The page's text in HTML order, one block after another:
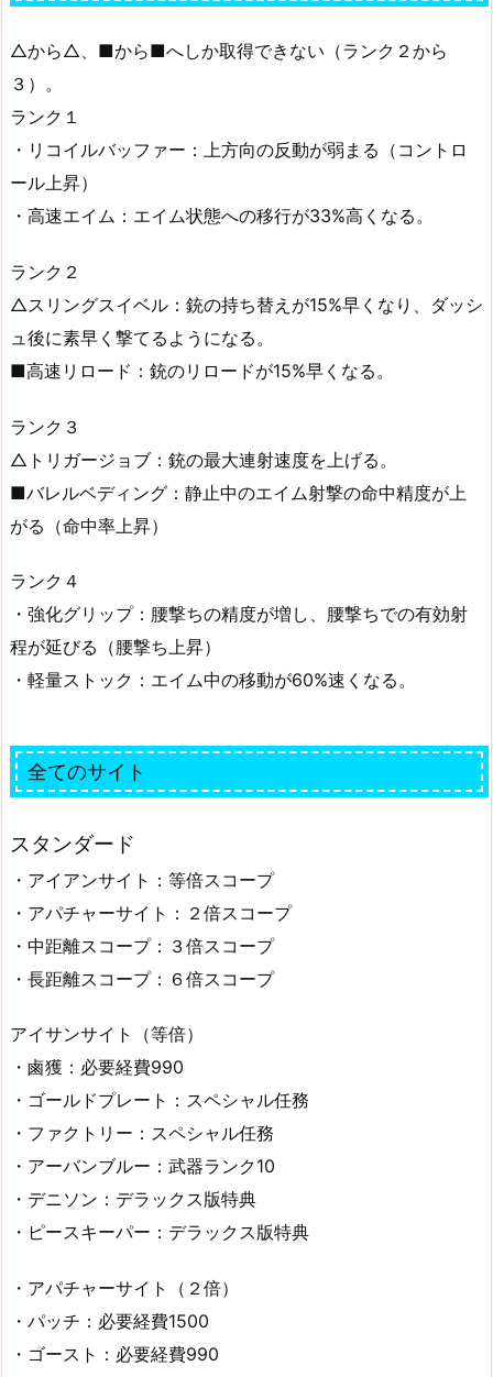
△から△、■から■へしか取得できない（ランク２から
３）。
ランク１
・リコイルバッファー：上方向の反動が弱まる（コントロ
ール上昇）
・高速エイム：エイム状態への移行が33%高くなる。
ランク２
△スリングスイベル：銃の持ち替えが15%早くなり、ダッシ
ュ後に素早く撃てるようになる。
■高速リロード：銃のリロードが15%早くなる。
ランク３
△トリガージョブ：銃の最大連射速度を上げる。
■バレルベディング：静止中のエイム射撃の命中精度が上
がる（命中率上昇）
ランク４
・強化グリップ：腰撃ちの精度が増し、腰撃ちでの有効射
程が延びる（腰撃ち上昇）
・軽量ストック：エイム中の移動が60%速くなる。
全てのサイト
スタンダード
・アイアンサイト：等倍スコープ
・アパチャーサイト：２倍スコープ
・中距離スコープ：３倍スコープ
・長距離スコープ：６倍スコープ
アイサンサイト（等倍）
・鹵獲：必要経費990
・ゴールドプレート：スペシャル任務
・ファクトリー：スペシャル任務
・アーバンブルー：武器ランク10
・デニソン：デラックス版特典
・ピースキーパー：デラックス版特典
・アパチャーサイト（２倍）
・パッチ：必要経費1500
・ゴースト：必要経費990